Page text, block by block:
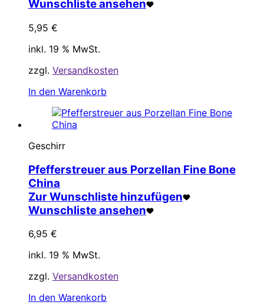
Wunschliste ansehen
5,95 €
inkl. 19 % MwSt.
zzgl. Versandkosten
In den Warenkorb
Geschirr
Pfefferstreuer aus Porzellan Fine Bone
China
Zur Wunschliste hinzufügen
Wunschliste ansehen
6,95 €
inkl. 19 % MwSt.
zzgl. Versandkosten
In den Warenkorb